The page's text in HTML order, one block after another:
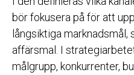
bör fokusera på för att
långsiktiga marknadsmål,
affärsmal. I
målgrupp, konkurrenter,